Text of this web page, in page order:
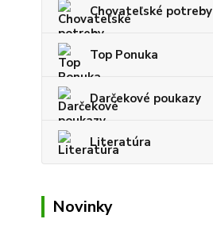
Chovateľské potreby
Top Ponuka
Darčekové poukazy
Literatúra
Novinky